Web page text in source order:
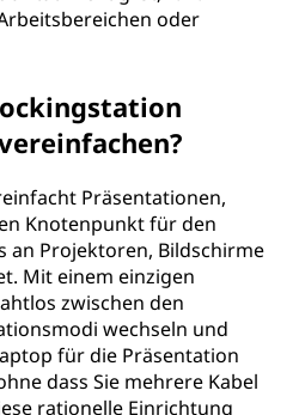
oder
Präsentationen,
Knotenpunkt für den
an Projektoren, Bildschirme
Mit einem einzigen
zwischen den
wechseln und
für die Präsentation
dass Sie mehrere Kabel
rationelle Einrichtung